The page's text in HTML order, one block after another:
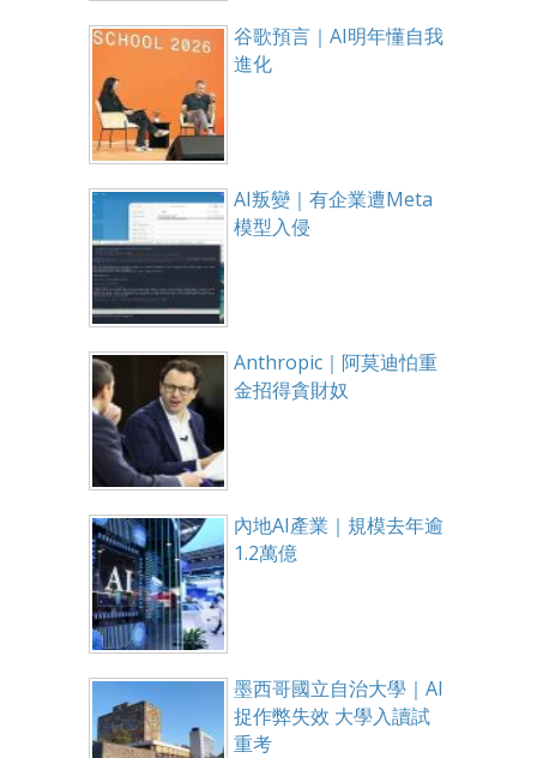
谷歌預言｜AI明年懂自我
進化
AI叛變｜有企業遭Meta
模型入侵
Anthropic｜阿莫迪怕重
金招得貪財奴
內地AI產業｜規模去年逾
1.2萬億
墨西哥國立自治大學｜AI
捉作弊失效 大學入讀試
重考